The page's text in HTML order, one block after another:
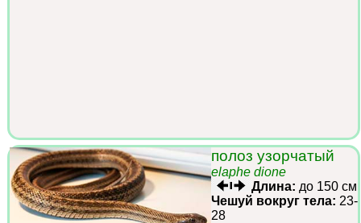
полоз узорчатый
elaphe dione
Длина: до 150 см
Чешуй вокруг тела: 23-
28